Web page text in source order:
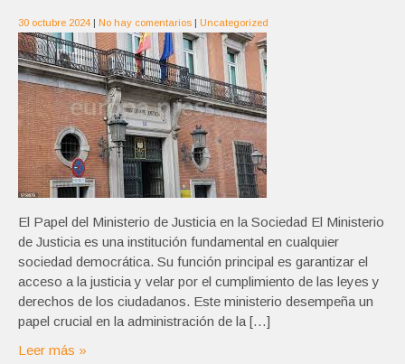
30 octubre 2024 No hay comentarios Uncategorized
El Papel del Ministerio de Justicia en la Sociedad El Ministerio
de Justicia es una institución fundamental en cualquier
sociedad democrática. Su función principal es garantizar el
acceso a la justicia y velar por el cumplimiento de las leyes y
derechos de los ciudadanos. Este ministerio desempeña un
papel crucial en la administración de la […]
Leer más »